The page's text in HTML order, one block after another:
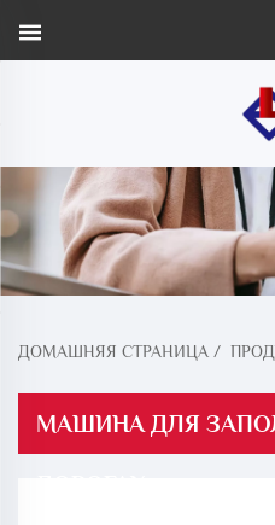
ДОМАШНЯЯ СТРАНИЦА /
МАШИНА ДЛЯ